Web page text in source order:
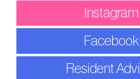
Instagram
Facebook
Resident